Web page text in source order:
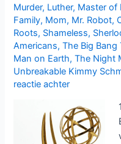
Murder, Luther, Master of
Family, Mom, Mr. Robot,
Roots, Shameless,
Americans,The Big Bang
Man on Earth,The Night
Unbreakable Kimmy
reactie achter